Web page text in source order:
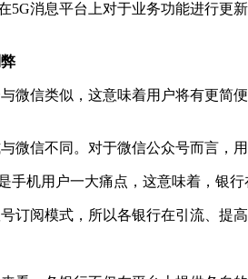
5G消息平台上对于业务功能进行
微信类似，这意味着用户将有更简
微信不同。对于微信公众号而言，
手机用户一大痛点，这意味着，银
订阅模式，所以各银行在引流、提